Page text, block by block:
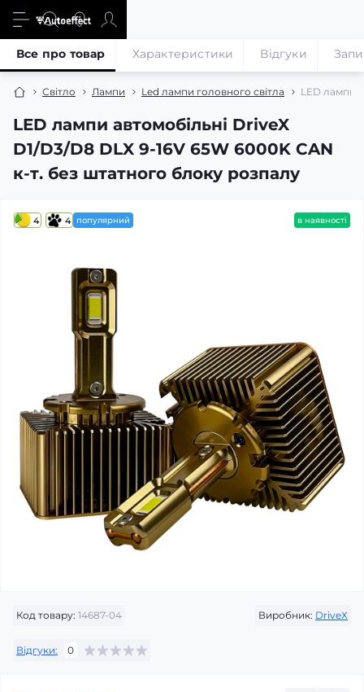
Світло Лампи Led лампи головного світла LED лампи
LED лампи автомобільні DriveX
D1/D3/D8 DLX 9-16V 65W 6000K CAN
к-т. без штатного блоку розпалу
Все про товар Характеристики Відгуки
4 4 популярний в наявності
Код товару: 14687-04 Виробник: DriveX
Відгуки: 0